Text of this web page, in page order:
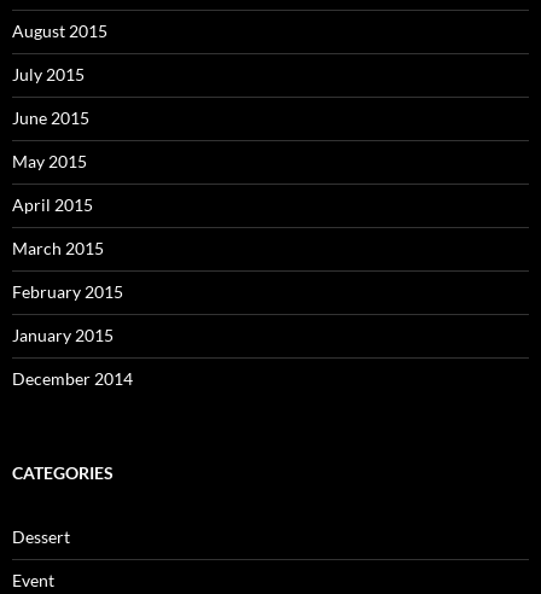
August 2015
July 2015
June 2015
May 2015
April 2015
March 2015
February 2015
January 2015
December 2014
CATEGORIES
Dessert
Event